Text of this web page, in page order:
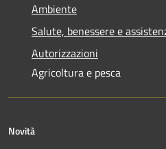
Ambiente
Salute, benessere e
Autorizzazioni
Agricoltura e pesca
Novità